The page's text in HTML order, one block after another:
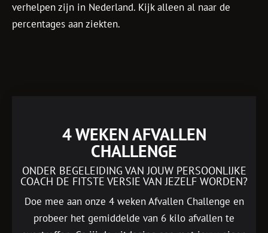
verhelpen zijn in Nederland. Kijk alleen al naar de
percentages aan ziekten.
4 WEKEN AFVALLEN
CHALLENGE
ONDER BEGELEIDING VAN JOUW PERSOONLIJKE
COACH DE FITSTE VERSIE VAN JEZELF WORDEN?
Doe mee aan onze 4 weken Afvallen Challenge en
probeer het gemiddelde van 6 kilo afvallen te